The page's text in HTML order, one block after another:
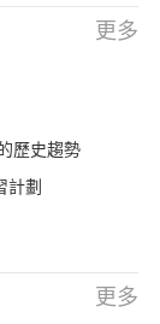
更多
歷史趨勢
計劃
更多